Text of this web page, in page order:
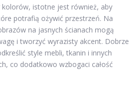
kolorów, istotne jest również, aby
potrafią ożywić przestrzeń. Na
na jasnych ścianach mogą
i tworzyć wyrazisty akcent. Dobrze
style mebli, tkanin i innych
co dodatkowo wzbogaci całość